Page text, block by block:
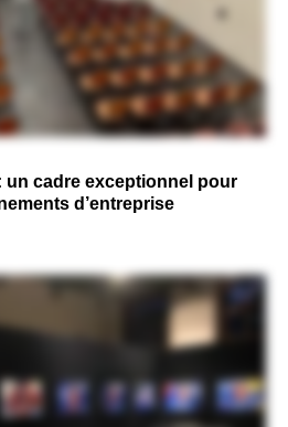
un cadre exceptionnel pour
d’entreprise